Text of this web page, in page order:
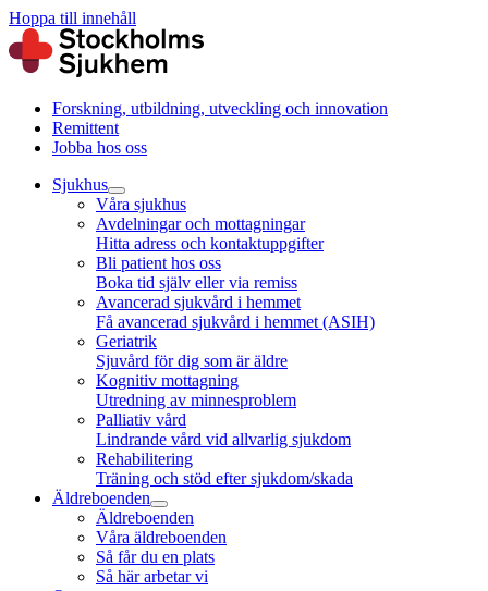
Hoppa till innehåll
Forskning, utbildning, utveckling och innovation
Remittent
Jobba hos oss
Sjukhus
Våra sjukhus
Avdelningar och mottagningar
Hitta adress och kontaktuppgifter
Bli patient hos oss
Boka tid själv eller via remiss
Avancerad sjukvård i hemmet
Få avancerad sjukvård i hemmet (ASIH)
Geriatrik
Sjuvård för dig som är äldre
Kognitiv mottagning
Utredning av minnesproblem
Palliativ vård
Lindrande vård vid allvarlig sjukdom
Rehabilitering
Träning och stöd efter sjukdom/skada
Äldreboenden
Äldreboenden
Våra äldreboenden
Så får du en plats
Så här arbetar vi